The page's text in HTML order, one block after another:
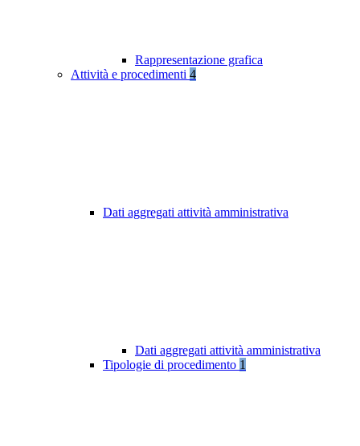
Rappresentazione grafica
Attività e procedimenti 4
Dati aggregati attività amministrativa
Dati aggregati attività amministrativa
Tipologie di procedimento 1